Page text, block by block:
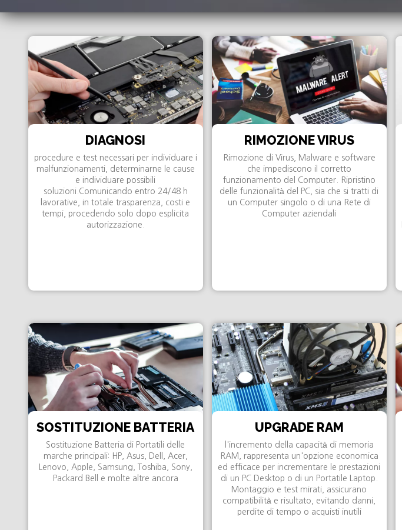
DIAGNOSI
procedure e test necessari per individuare i
malfunzionamenti, determinarne le cause
e individuare possibili
soluzioni.Comunicando entro 24/48 h
lavorative, in totale trasparenza, costi e
tempi, procedendo solo dopo esplicita
autorizzazione.
RIMOZIONE VIRUS
Rimozione di Virus, Malware e software
che impediscono il corretto
funzionamento del Computer. Ripristino
delle funzionalità del PC, sia che si tratti di
un Computer singolo o di una Rete di
Computer aziendali
SOSTITUZIONE BATTERIA
Sostituzione Batteria di Portatili delle
marche principali: HP, Asus, Dell, Acer,
Lenovo, Apple, Samsung, Toshiba, Sony,
Packard Bell e molte altre ancora
UPGRADE RAM
l'incremento della capacità di memoria
RAM, rappresenta un'opzione economica
ed efficace per incrementare le prestazioni
di un PC Desktop o di un Portatile Laptop.
Montaggio e test mirati, assicurano
compatibilità e risultato, evitando danni,
perdite di tempo o acquisti inutili